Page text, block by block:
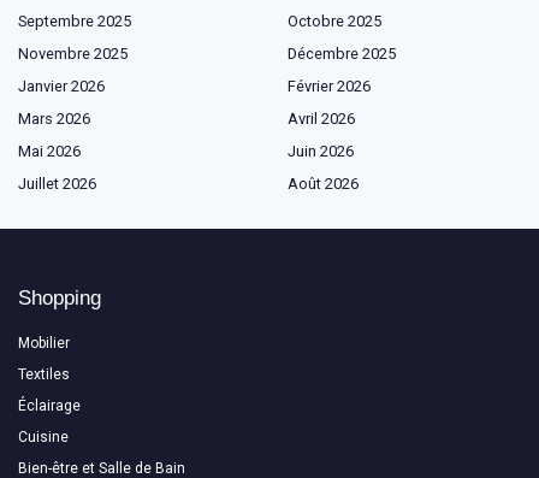
Septembre 2025
Octobre 2025
Novembre 2025
Décembre 2025
Janvier 2026
Février 2026
Mars 2026
Avril 2026
Mai 2026
Juin 2026
Juillet 2026
Août 2026
Shopping
Mobilier
Textiles
Éclairage
Cuisine
Bien-être et Salle de Bain